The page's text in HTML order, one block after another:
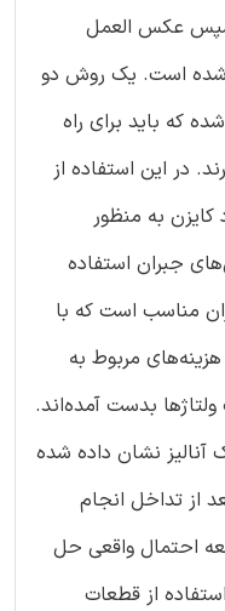
عکس العمل
شده است. یک روش دو
که باید برای راه
در این استفاده از
به منظور
جبران استفاده
مناسب است که با
مربوط به
بدست آمده‌اند.
آنالیز نشان داده شده
از تداخل انجام
احتمال واقعی حل
از قطعات